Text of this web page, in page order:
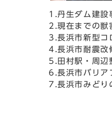
1.丹生ダム建設
2.現在までの獣
3.長浜市新型コ
4.長浜市耐震改
5.田村駅・周辺
6.長浜市バリア
7.長浜市みどり